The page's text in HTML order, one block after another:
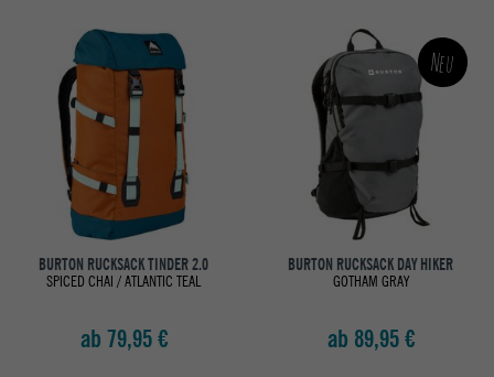
BURTON RUCKSACK TINDER 2.0
SPICED CHAI / ATLANTIC TEAL
ab 79,95 €
Neu
BURTON RUCKSACK DAY HIKER
GOTHAM GRAY
ab 89,95 €